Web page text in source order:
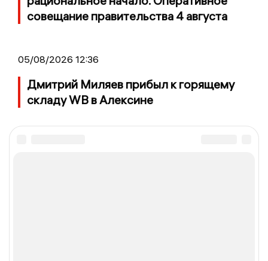
совещание правительства 4 августа
05/08/2026 12:36
Дмитрий Миляев прибыл к горящему
складу WB в Алексине